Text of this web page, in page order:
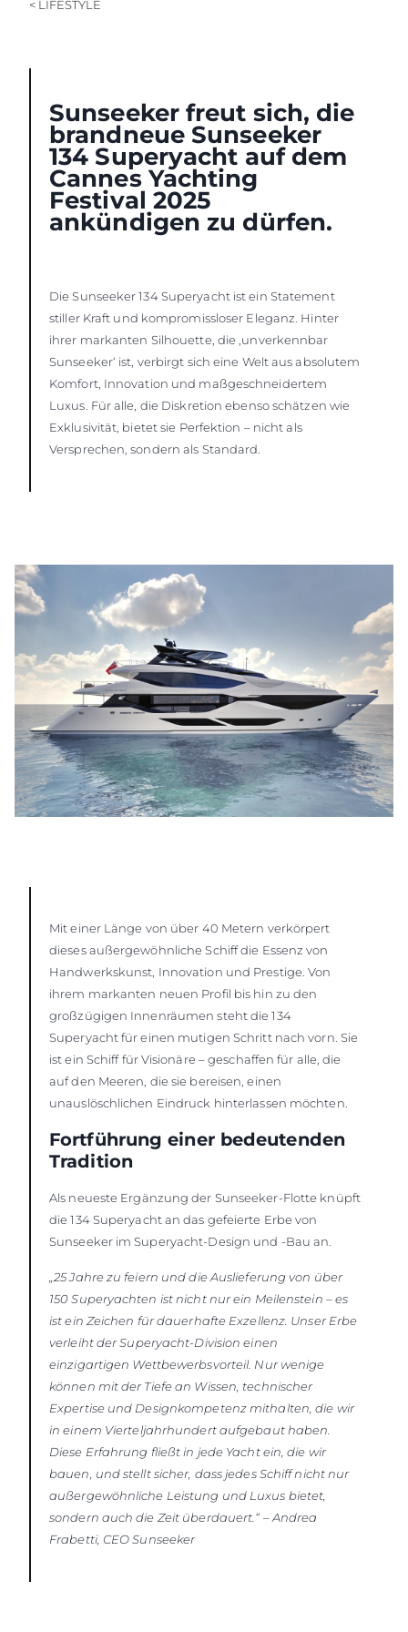
< LIFESTYLE
Sunseeker freut sich, die
brandneue Sunseeker
134 Superyacht auf dem
Cannes Yachting
Festival 2025
ankündigen zu dürfen.
Die Sunseeker 134 Superyacht ist ein Statement
stiller Kraft und kompromissloser Eleganz. Hinter
ihrer markanten Silhouette, die ‚unverkennbar
Sunseeker‘ ist, verbirgt sich eine Welt aus absolutem
Komfort, Innovation und maßgeschneidertem
Luxus. Für alle, die Diskretion ebenso schätzen wie
Exklusivität, bietet sie Perfektion – nicht als
Versprechen, sondern als Standard.
Mit einer Länge von über 40 Metern verkörpert
dieses außergewöhnliche Schiff die Essenz von
Handwerkskunst, Innovation und Prestige. Von
ihrem markanten neuen Profil bis hin zu den
großzügigen Innenräumen steht die 134
Superyacht für einen mutigen Schritt nach vorn. Sie
ist ein Schiff für Visionäre – geschaffen für alle, die
auf den Meeren, die sie bereisen, einen
unauslöschlichen Eindruck hinterlassen möchten.
Fortführung einer bedeutenden
Tradition
Als neueste Ergänzung der Sunseeker-Flotte knüpft
die 134 Superyacht an das gefeierte Erbe von
Sunseeker im Superyacht-Design und -Bau an.
„25 Jahre zu feiern und die Auslieferung von über
150 Superyachten ist nicht nur ein Meilenstein – es
ist ein Zeichen für dauerhafte Exzellenz. Unser Erbe
verleiht der Superyacht-Division einen
einzigartigen Wettbewerbsvorteil. Nur wenige
können mit der Tiefe an Wissen, technischer
Expertise und Designkompetenz mithalten, die wir
in einem Vierteljahrhundert aufgebaut haben.
Diese Erfahrung fließt in jede Yacht ein, die wir
bauen, und stellt sicher, dass jedes Schiff nicht nur
außergewöhnliche Leistung und Luxus bietet,
sondern auch die Zeit überdauert.“ – Andrea
Frabetti, CEO Sunseeker